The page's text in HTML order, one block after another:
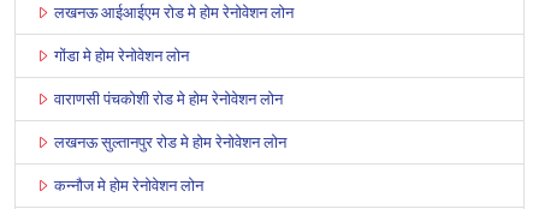
लखनऊ आईआईएम रोड मे होम रेनोवेशन लोन
गोंडा मे होम रेनोवेशन लोन
वाराणसी पंचकोशी रोड मे होम रेनोवेशन लोन
लखनऊ सुल्तानपुर रोड मे होम रेनोवेशन लोन
कन्नौज मे होम रेनोवेशन लोन